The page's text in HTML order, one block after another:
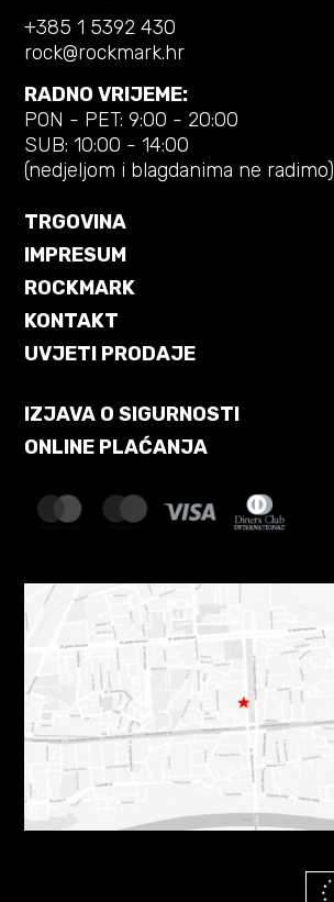
+385 1 5392 430
rock@rockmark.hr
RADNO VRIJEME:
PON - PET: 9:00 - 20:00
SUB: 10:00 - 14:00
(nedjeljom i blagdanima ne radimo)
TRGOVINA
IMPRESUM
ROCKMARK
KONTAKT
UVJETI PRODAJE
IZJAVA O SIGURNOSTI
ONLINE PLAĆANJA